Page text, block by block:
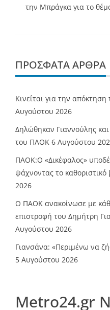
την Μπράγκα για το
ΠΡΌΣΦΑΤΑ ΆΡΘΡΑ
Κινείται για την
Αυγούστου 2026
Δηλώθηκαν Γιαννούλης
του ΠΑΟΚ 6 Αυγούστου
ΠΑΟΚ:Ο «Δικέφαλος»
ψάχνοντας το
2026
Ο ΠΑΟΚ ανακοίνωσε με
επιστροφή του Δημήτρη
Αυγούστου 2026
Γιανσάνα: «Περιμένω να
5 Αυγούστου 2026
Metro24.gr